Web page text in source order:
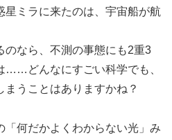
星ミラに来たのは、宇宙船が航
のなら、不測の事態にも2重3
……どんなにすごい科学でも、
うことはありますかね？
「何だかよくわからない光」み